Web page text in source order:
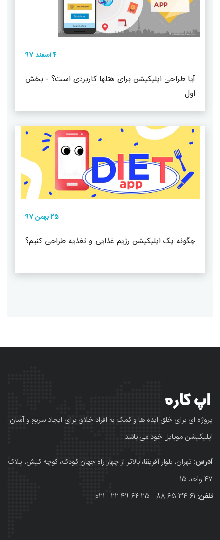
4 اسفند 97
آیا طراحی اپلیکیشن برای هتلها کاربردی است؟ - بخش
اول
25 بهمن 97
چگونه یک اپلیکیشن رژیم غذایی و تغذیه طراحی کنیم؟
پروژه ای برای خلق ایده ها و کمک به افراد خلاق برای ایجاد سریع و آسان
اپلیکیشن موبایل خود می باشد
آدرس: تهران، بلوار آفریقا، بالاتر از چهار راه جهان کودک، کوچه کیش، پلاک
47 واحد 15
تلفن: